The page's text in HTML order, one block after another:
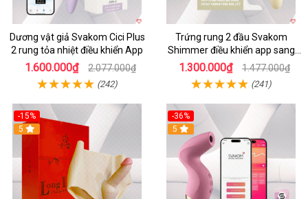
Dương vật giả Svakom Cici Plus
2 rung tỏa nhiệt điều khiển App
1.600.000₫ 2.077.000₫
(242)
Trứng rung 2 đầu Svakom
Shimmer điều khiển app sang
trọng chất lượng
1.300.000₫ 1.477.000₫
(241)
-15%
5
-36%
5